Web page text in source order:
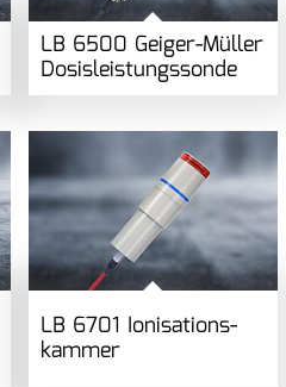
LB 6500 Geiger-Müller
Dosisleistungs­sonde
LB 6701 Ionisations­
kammer